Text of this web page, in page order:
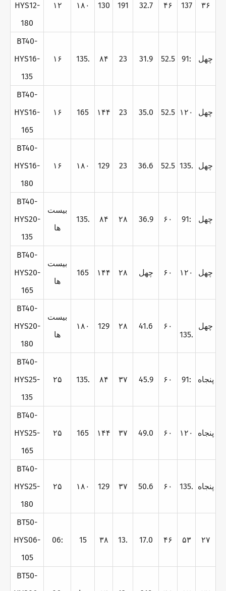
HYS12-
180
۱۲ ۱۸۰ 130 191 32.7 ۴۶ 137 ۳۶
BT40-
HYS16-
135
۱۶ 135. ۸۴ 23 31.9 52.5 91: چهل
BT40-
HYS16-
165
۱۶ 165 ۱۴۴ 23 35.0 52.5 ۱۲۰ چهل
BT40-
HYS16-
180
۱۶ ۱۸۰ 129 23 36.6 52.5 135. چهل
BT40-
HYS20-
135
بيست
ها
135. ۸۴ ۲۸ 36.9 ۶۰ 91: چهل
BT40-
HYS20-
165
بيست
ها
165 ۱۴۴ ۲۸ چهل ۶۰ ۱۲۰ چهل
BT40-
HYS20-
180
بيست
ها
۱۸۰ 129 ۲۸ 41.6
۶۰
135.
چهل
BT40-
HYS25-
135
۲۵ 135. ۸۴ ۳۷ 45.9 ۶۰ 91: پنجاه
BT40-
HYS25-
165
۲۵ 165 ۱۴۴ ۳۷ 49.0 ۶۰ ۱۲۰ پنجاه
BT40-
HYS25-
180
۲۵ ۱۸۰ 129 ۳۷ 50.6 ۶۰ 135. پنجاه
BT50-
HYS06-
105
06: 15 ۳۸ 13. 17.0 ۴۶ ۵۳ ۲۷
BT50-